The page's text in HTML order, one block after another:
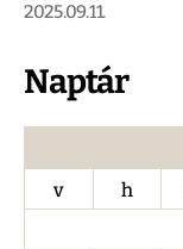
2025.09.11.
Naptár
v
h